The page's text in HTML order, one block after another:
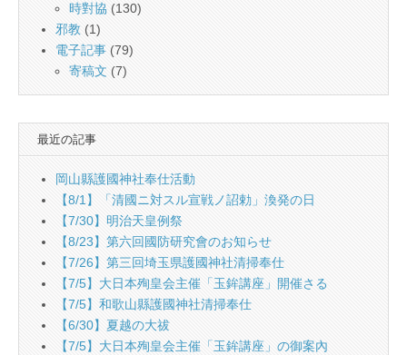
時對協 (130)
邪教 (1)
電子記事 (79)
寄稿文 (7)
最近の記事
岡山縣護國神社奉仕活動
【8/1】「清國ニ対スル宣戦ノ詔勅」渙発の日
【7/30】明治天皇例祭
【8/23】第六回國防研究會のお知らせ
【7/26】第三回埼玉県護國神社清掃奉仕
【7/5】大日本殉皇会主催「玉鉾講座」開催さる
【7/5】和歌山縣護國神社清掃奉仕
【6/30】夏越の大祓
【7/5】大日本殉皇会主催「玉鉾講座」の御案內